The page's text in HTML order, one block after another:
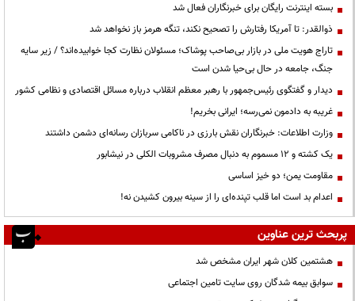
بسته اینترنت رایگان برای خبرنگاران فعال شد
ذوالقدر: تا آمریکا رفتارش را تصحیح نکند، تنگه هرمز باز نخواهد شد
تاراج هویت ملی در بازار بی‌صاحب پوشاک؛ مسئولان نظارت کجا خوابیده‌اند؟ / زیر سایه
جنگ، جامعه در حال بی‌حیا شدن است
دیدار و گفتگوی رئیس‌جمهور با رهبر معظم انقلاب درباره مسائل اقتصادی و نظامی کشور
غریبه به دادمون نمی‌رسه؛ ایرانی بخریم!
وزارت اطلاعات: خبرنگاران نقش بارزی در ناکامی سربازان رسانه‌ای دشمن داشتند
یک کشته و ۱۲ مسموم به دنبال مصرف مشروبات الکلی در نیشابور
مقاومت یمن؛ دو خیز اساسی
اعدام بد است اما قلب تپنده‌ای را از سینه بیرون کشیدن نه!
پربحث ترین عناوین
هشتمین کلان شهر ایران مشخص شد
سوابق بیمه شدگان روی سایت تامین اجتماعی